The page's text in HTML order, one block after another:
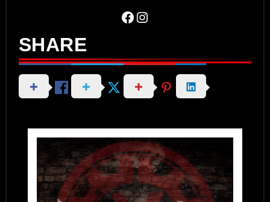
Facebook Instagram
SHARE